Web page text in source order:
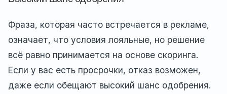
Фраза, которая часто встречается в рекламе,
означает, что условия лояльные, но решение
всё равно принимается на основе скоринга.
Если у вас есть просрочки, отказ возможен,
даже если обещают высокий шанс одобрения.